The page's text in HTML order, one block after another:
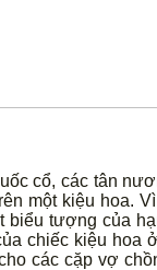
cổ, các tân
một kiệu hoa.
biểu tượng của
chiếc kiệu hoa
các cặp vợ